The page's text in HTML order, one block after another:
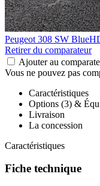
Peugeot 308 SW
Retirer du comparateur
Ajouter au
Vous ne pouvez pas
Caractéristiques
Options (3) &
Livraison
La concession
Caractéristiques
Fiche technique